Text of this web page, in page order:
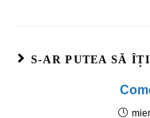
S-AR PUTEA SĂ